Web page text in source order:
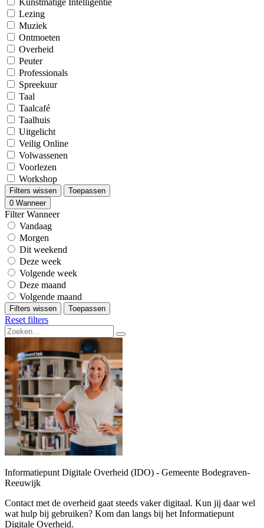
Kunstmatige Intelligentie
Lezing
Muziek
Ontmoeten
Overheid
Peuter
Professionals
Spreekuur
Taal
Taalcafé
Taalhuis
Uitgelicht
Veilig Online
Volwassenen
Voorlezen
Workshop
Filters wissen
Toepassen
0 Wanneer
Filter Wanneer
Vandaag
Morgen
Dit weekend
Deze week
Volgende week
Deze maand
Volgende maand
Filters wissen Toepassen
Reset filters
Informatiepunt Digitale Overheid (IDO) - Gemeente Bodegraven-
Reeuwijk
Contact met de overheid gaat steeds vaker digitaal. Kun jij daar wel
wat hulp bij gebruiken? Kom dan langs bij het Informatiepunt
Digitale Overheid.